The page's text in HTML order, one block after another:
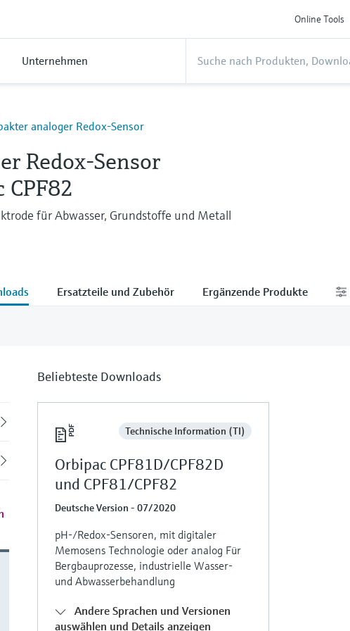
Online Tools
Unternehmen
analoger Redox-Sensor
Redox-Sensor
CPF82
für Abwasser, Grundstoffe und Metall
Ersatzteile und Zubehör Ergänzende Produkte
Beliebteste Downloads
Technische Information (TI)
Orbipac CPF81D/CPF82D
und CPF81/CPF82
Deutsche Version - 07/2020
pH-/Redox-Sensoren, mit digitaler
Memosens Technologie oder analog Für
Bergbauprozesse, industrielle Wasser-
und Abwasserbehandlung
Andere Sprachen und Versionen
auswählen und Details anzeigen